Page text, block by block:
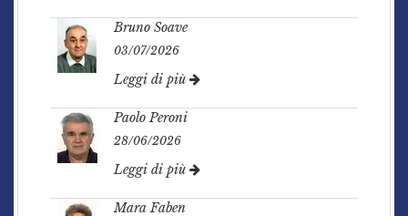
Bruno Soave
03/07/2026
Leggi di più
Paolo Peroni
28/06/2026
Leggi di più
Mara Faben